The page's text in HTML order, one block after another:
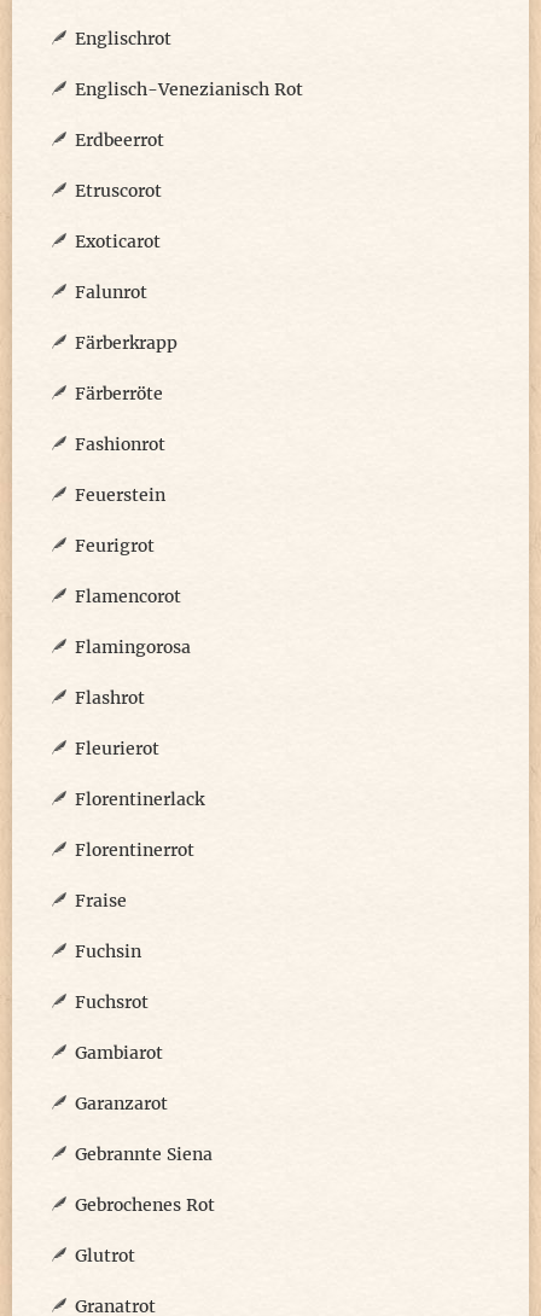
Englischrot
Englisch-Venezianisch Rot
Erdbeerrot
Etruscorot
Exoticarot
Falunrot
Färberkrapp
Färberröte
Fashionrot
Feuerstein
Feurigrot
Flamencorot
Flamingorosa
Flashrot
Fleurierot
Florentinerlack
Florentinerrot
Fraise
Fuchsin
Fuchsrot
Gambiarot
Garanzarot
Gebrannte Siena
Gebrochenes Rot
Glutrot
Granatrot